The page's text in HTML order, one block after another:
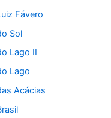
Fávero
Sol
Lago II
Lago
Acácias